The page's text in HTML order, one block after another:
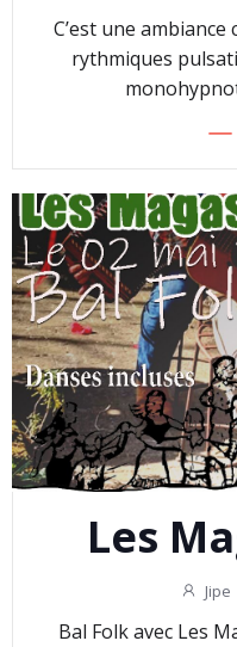
C’est une
rythmiques
Les
Jipe
Bal Folk avec Les